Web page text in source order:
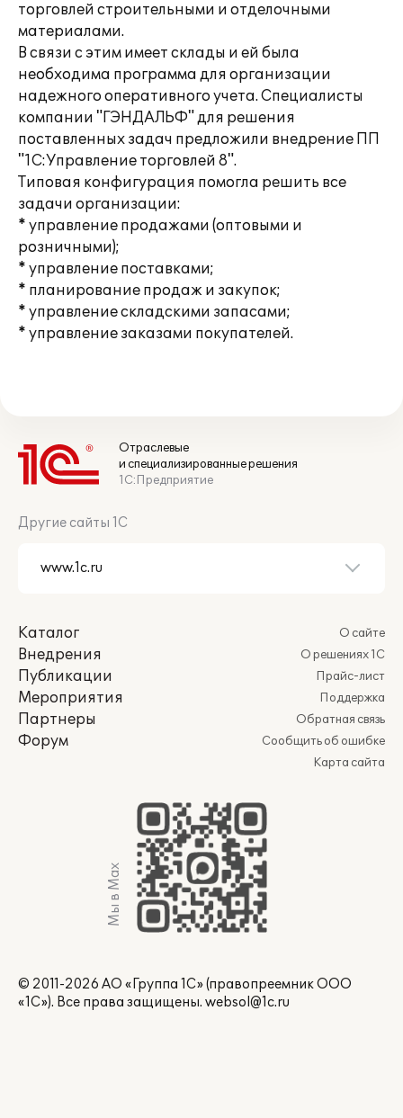
торговлей строительными и отделочными
материалами.
В связи с этим имеет склады и ей была
необходима программа для организации
надежного оперативного учета. Специалисты
компании "ГЭНДАЛЬФ" для решения
поставленных задач предложили внедрение ПП
"1С:Управление торговлей 8".
Типовая конфигурация помогла решить все
задачи организации:
* управление продажами (оптовыми и
розничными);
* управление поставками;
* планирование продаж и закупок;
* управление складскими запасами;
* управление заказами покупателей.
Отраслевые
и специализированные решения
1С:Предприятие
Другие сайты 1С
Каталог
Внедрения
Публикации
Мероприятия
Партнеры
Форум
О сайте
О решениях 1С
Прайс-лист
Поддержка
Обратная связь
Сообщить об ошибке
Карта сайта
Мы в Max
© 2011-2026 АО «Группа 1С» (правопреемник ООО
«1С»). Все права защищены. websol@1c.ru